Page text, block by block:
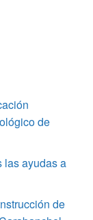
de
las ayudas a
de